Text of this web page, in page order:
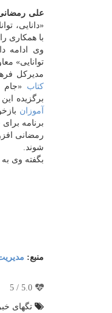
علی
«دانایی،
با همكاری
وی ادامه
توانایی»
مدیركل
كتاب «جام
برگزیده
آموزان
برنامه برای
شوند.
بگفته وی
منبع:
5.0
/
5
تگهای